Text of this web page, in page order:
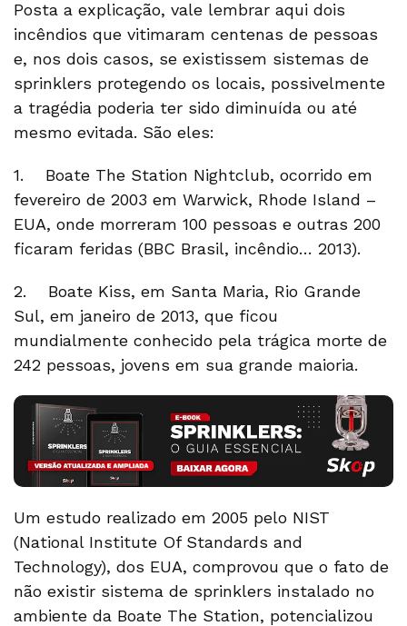
Posta a explicação, vale lembrar aqui dois
incêndios que vitimaram centenas de pessoas
e, nos dois casos, se existissem sistemas de
sprinklers protegendo os locais, possivelmente
a tragédia poderia ter sido diminuída ou até
mesmo evitada. São eles:
1. Boate The Station Nightclub, ocorrido em
fevereiro de 2003 em Warwick, Rhode Island –
EUA, onde morreram 100 pessoas e outras 200
ficaram feridas (BBC Brasil, incêndio… 2013).
2. Boate Kiss, em Santa Maria, Rio Grande
Sul, em janeiro de 2013, que ficou
mundialmente conhecido pela trágica morte de
242 pessoas, jovens em sua grande maioria.
Um estudo realizado em 2005 pelo NIST
(National Institute Of Standards and
Technology), dos EUA, comprovou que o fato de
não existir sistema de sprinklers instalado no
ambiente da Boate The Station, potencializou